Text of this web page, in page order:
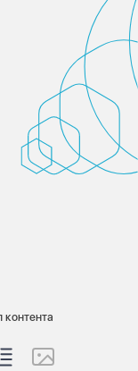
контента